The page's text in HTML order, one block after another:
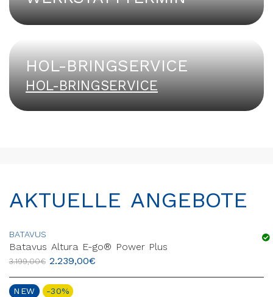
HOL-BRINGSERVICE
HOL-BRINGSERVICE
AKTUELLE ANGEBOTE
BATAVUS
Batavus Altura E-go® Power Plus
3.199,00€ 2.239,00€
NEW -30%